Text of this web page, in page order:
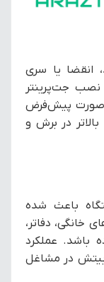
انقضا یا سری
جت‌پرینتر
پیش‌فرض
در برش و
باعث شده
خانگی، دفاتر،
باشد. عملکرد
در مشاغل